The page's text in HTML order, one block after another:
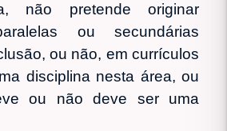
não pretende originar
ou secundárias
ou não, em currículos
disciplina nesta área, ou
ou não deve ser uma